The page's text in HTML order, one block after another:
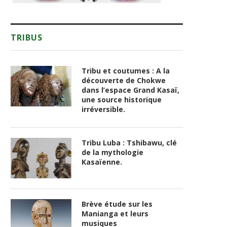
TRIBUS
Tribu et coutumes : A la
découverte de Chokwe
dans l’espace Grand Kasaï,
une source historique
irréversible.
Tribu Luba : Tshibawu, clé
de la mythologie
Kasaïenne.
Brève étude sur les
Manianga et leurs
musiques